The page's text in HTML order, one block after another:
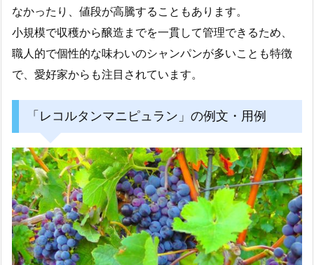
なかったり、値段が高騰することもあります。
小規模で収穫から醸造までを一貫して管理できるため、
職人的で個性的な味わいのシャンパンが多いことも特徴
で、愛好家からも注目されています。
「レコルタンマニピュラン」の例文・用例